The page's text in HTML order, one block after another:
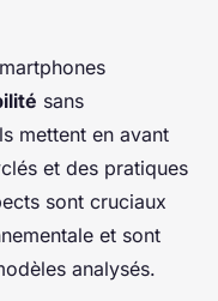
sans
mettent en avant
et des pratiques
sont cruciaux
et sont
analysés.